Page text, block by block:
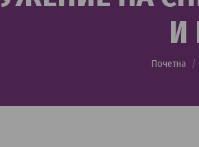
И
You are
Почетна